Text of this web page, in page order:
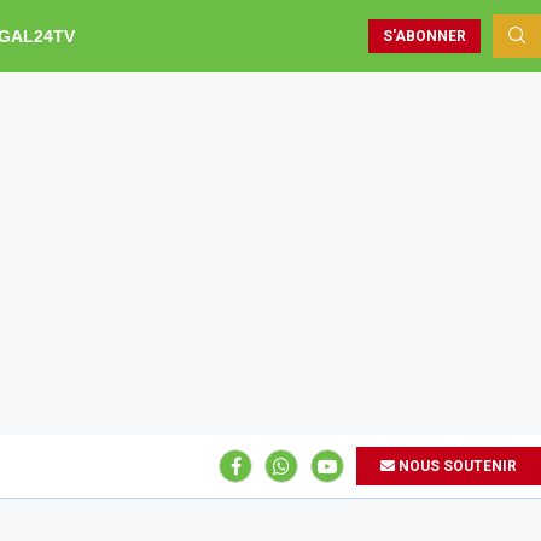
S'ABONNER
NOUS SOUTENIR